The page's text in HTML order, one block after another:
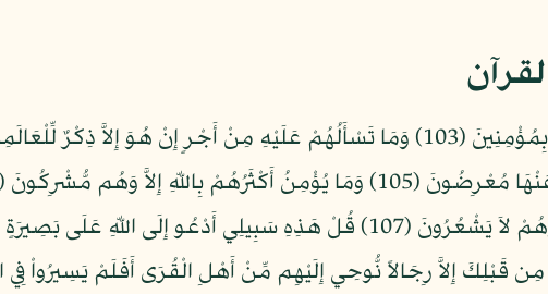
اللّهِ أَوْ تَأْتِيَهُمُ السَّاعَةُ بَغْتَةً وَهُمْ لاَ يَشْعُرُونَ (107) قُلْ هَذِهِ سَبِيلِي
وَمَا أَرْسَلْنَا مِن قَبْلِكَ إِلاَّ رِجَالاً نُّوحِي إِلَيْهِم مِّنْ أَهْلِ الْقُرَى أَفَلَمْ